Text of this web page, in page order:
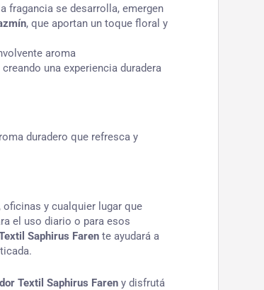
fragancia se desarrolla, emergen
, que aportan un toque floral y
aroma
creando una experiencia duradera
duradero que refresca y
oficinas y cualquier lugar que
el uso diario o para esos
Saphirus Faren te ayudará a
Textil Saphirus Faren y disfrutá